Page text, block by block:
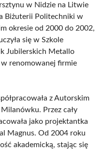
w Nidzie na Litwie
Biżuterii Politechniki w
okresie od 2000 do 2002,
się w Szkole
Jubilerskich Metallo
renomowanej firmie
z Autorskim
Przez cały
jako projektantka
Magnus. Od 2004 roku
akademicką, stając się